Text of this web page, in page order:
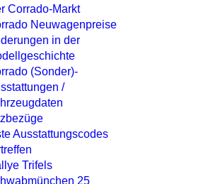
Corrado-Markt
Neuwagenpreise
in der
(Sonder)-
/
Ausstattungscodes
Trifels
25